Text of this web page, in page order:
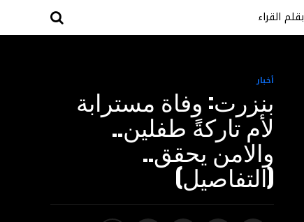
بقلم القراء
أخبار
بنزرت: وفاة مسترابة
لأم تاركةً طفلين..
والامن يحقق..
(التفاصيل)